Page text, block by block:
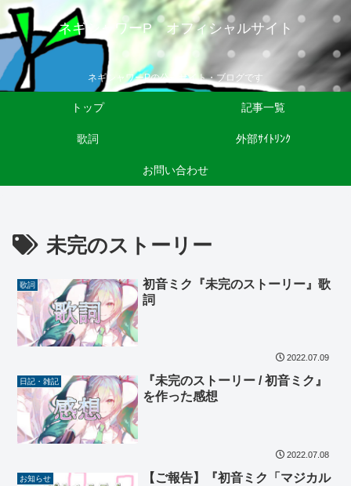
ネギシャワーP オフィシャルサイト
ネギシャワーPの公式サイト・ブログです
トップ 記事一覧
歌詞 外部ｻｲﾄﾘﾝｸ
お問い合わせ
未完のストーリー
歌詞
初音ミク『未完のストーリー』歌
詞
2022.07.09
日記・雑記
『未完のストーリー / 初音ミク』
を作った感想
2022.07.08
お知らせ
【ご報告】『初音ミク「マジカル